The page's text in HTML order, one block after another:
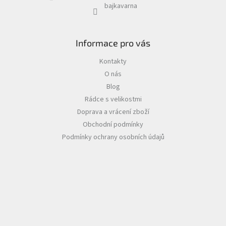
bajkavarna
Informace pro vás
Kontakty
O nás
Blog
Rádce s velikostmi
Doprava a vrácení zboží
Obchodní podmínky
Podmínky ochrany osobních údajů